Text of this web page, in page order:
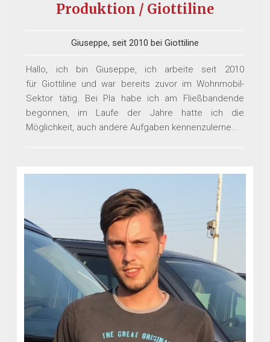
Produktion / Giottiline
Giuseppe, seit 2010 bei Giottiline
Hallo, ich bin Giuseppe, ich arbeite seit 2010
für Giottiline und war bereits zuvor im Wohnmobil-
Sektor tätig. Bei Pla habe ich am Fließbandende
begonnen, im Laufe der Jahre hatte ich die
Möglichkeit, auch andere Aufgaben kennenzulerne...